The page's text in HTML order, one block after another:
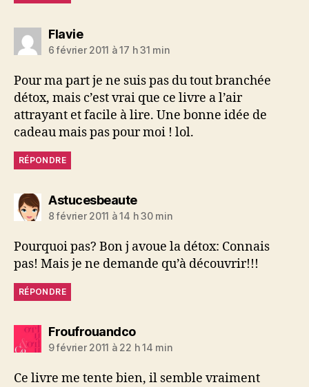
Flaviedit :
6 février 2011 à 17 h 31 min
Pour ma part je ne suis pas du tout branchée
détox, mais c’est vrai que ce livre a l’air
attrayant et facile à lire. Une bonne idée de
cadeau mais pas pour moi ! lol.
RÉPONDRE
Astucesbeautedit :
8 février 2011 à 14 h 30 min
Pourquoi pas? Bon j avoue la détox: Connais
pas! Mais je ne demande qu’à découvrir!!!
RÉPONDRE
Froufrouandcodit :
9 février 2011 à 22 h 14 min
Ce livre me tente bien, il semble vraiment